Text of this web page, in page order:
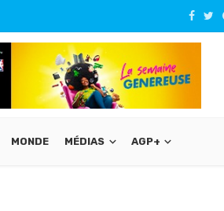
MONDE MÉDIAS AGP+